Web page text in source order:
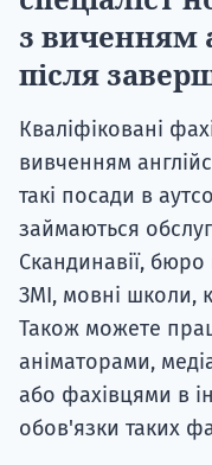
з виченням
після
Кваліфіковані
вивченням
такі посади в
займаються
Скандинавії,
ЗМІ, мовні школи,
Також можете
аніматорами,
або фахівцями в
обов'язки таких